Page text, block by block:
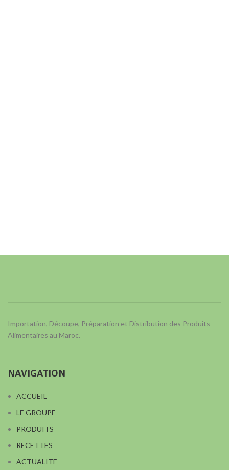
Importation, Découpe, Préparation et Distribution des Produits
Alimentaires au Maroc.
NAVIGATION
ACCUEIL
LE GROUPE
PRODUITS
RECETTES
ACTUALITE